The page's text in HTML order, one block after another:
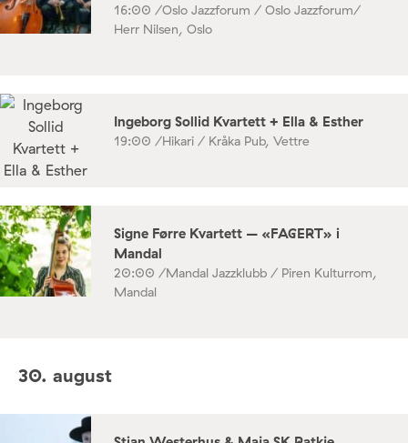
16:00 /Oslo Jazzforum / Oslo Jazzforum/
Herr Nilsen, Oslo
Ingeborg Sollid Kvartett + Ella & Esther
19:00 /Hikari / Kråka Pub, Vettre
Signe Førre Kvartett – «FAGERT» i
Mandal
20:00 /Mandal Jazzklubb / Piren Kulturrom,
Mandal
30. august